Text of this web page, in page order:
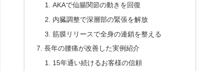
AKAで仙腸関節の動きを回復
内臓調整で深層部の緊張を解放
筋膜リリースで全身の連鎖を整える
長年の腰痛が改善した実例紹介
15年通い続けるお客様の信頼